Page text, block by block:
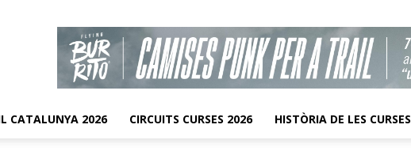
CATALUNYA 2026 CIRCUITS CURSES 2026 HISTÒRIA DE LES CURSES